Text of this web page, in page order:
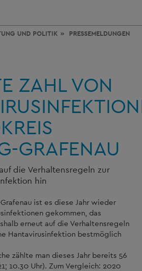
UND POLITIK PRESSEMELDUNGEN
ZAHL VON
GRAFENAU
die Verhaltensregeln zur
hin
ist es diese Jahr wieder
gekommen, das
erneut auf die Verhaltensregeln
Hantavirusinfektion bestmöglich
zählte man dieses Jahr bereits 56
10.30 Uhr). Zum Vergleich: 2020